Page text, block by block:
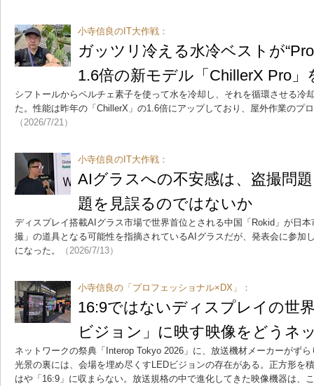
小寺信良のIT大作戦：
ガッツリ冷える水冷ベストが
1.6倍の新モデル「ChillerX Pro」
シフトールからペルチェ素子を使って水を冷却し、それを循環させる冷
た。性能は昨年の「ChillerX」の1.6倍にアップしており、屋外作業のプ
（2026/7/21）
小寺信良のIT大作戦：
AIグラスへの不安感は、盗撮問
題を見誤るのではないか
ディスプレイ搭載AIグラス市場で世界首位とされる中国「Rokid」が日
撮」の道具となる可能性を指摘されているAIグラスだが、発表会に参加
になった。
（2026/7/13）
小寺信良の「プロフェッショナル×DX」：
16:9ではないディスプレイの世
ビジョン」に映す映像をどうネ
ネットワークの祭典「Interop Tokyo 2026」に、放送機材メーカーがず
光景の裏には、会場を埋め尽くすLEDビジョンの存在がある。正方形を
はや「16:9」に収まらない。放送規格の中で進化してきた映像機器は、